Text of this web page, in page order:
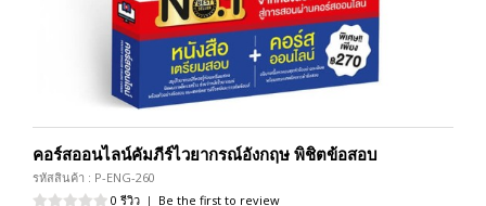
คอร์สออนไลน์คัมภีร์ไวยากรณ์อังกฤษ พิชิตข้อสอบ
รหัสสินค้า : P-ENG-260
0 รีวิว | Be the first to review